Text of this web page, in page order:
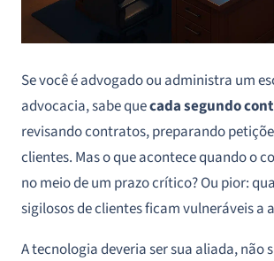
Se você é advogado ou administra um
advocacia, sabe quecada segundo
revisando contratos, preparando
clientes. Mas o que acontece quando o
no meio de um prazo crítico? Ou pior:
sigilosos de clientes ficam vulneráveis a
A tecnologia deveria ser sua aliada, não